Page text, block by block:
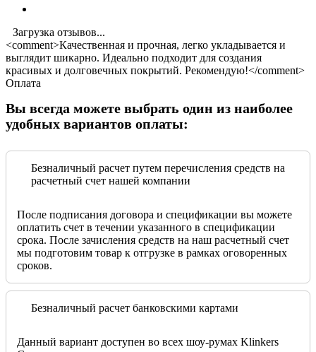
Загрузка отзывов...
<comment>Качественная и прочная, легко укладывается и
выглядит шикарно. Идеально подходит для создания
красивых и долговечных покрытий. Рекомендую!</comment>
Оплата
Вы всегда можете выбрать один из наиболее
удобных вариантов оплаты:
Безналичный расчет путем перечисления средств на
расчетный счет нашей компании
После подписания договора и спецификации вы можете
оплатить счет в течении указанного в спецификации
срока. После зачисления средств на наш расчетный счет
мы подготовим товар к отгрузке в рамках оговоренных
сроков.
Безналичный расчет банковскими картами
Данный вариант доступен во всех шоу-румах Klinkers